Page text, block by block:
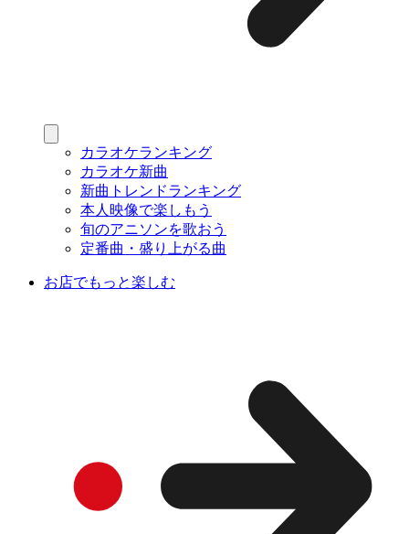
カラオケランキング
カラオケ新曲
新曲トレンドランキング
本人映像で楽しもう
旬のアニソンを歌おう
定番曲・盛り上がる曲
お店でもっと楽しむ